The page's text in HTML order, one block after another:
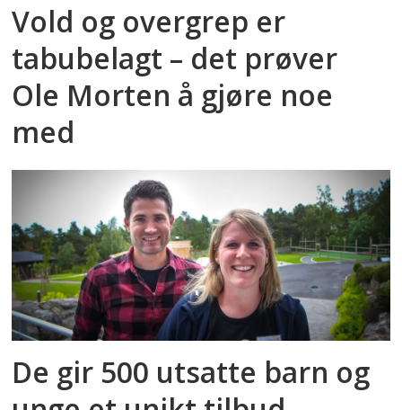
Vold og overgrep er
tabubelagt – det prøver
Ole Morten å gjøre noe
med
De gir 500 utsatte barn og